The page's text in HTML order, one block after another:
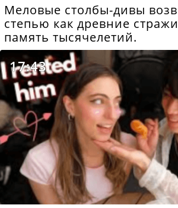
Меловые столбы-дивы
степью как древние
память тысячелетий.
17:43